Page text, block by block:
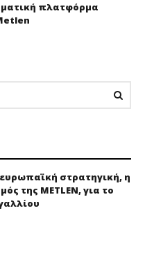
πλατφόρμα
στρατηγική, η
της METLEN, για το